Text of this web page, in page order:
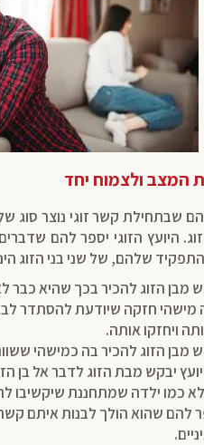
המצב ולצמוח יחד
להם שבתחילת קשר זוגי נוצר
היועץ הזוגי יספר להם
שלהם, של שני בני הזוג
מבן הזוג להכיר בכך שהיא
מישהי חזקה שיודעת להסתדר
ויחזקו אותה.
מבן הזוג להכיר בה כמישהי
יבקש מבת הזוג לדבר אל בן
לא כמו ילדה שמתחננת שיקשיבו
להם שהוא הולך לבנות איתם קשר